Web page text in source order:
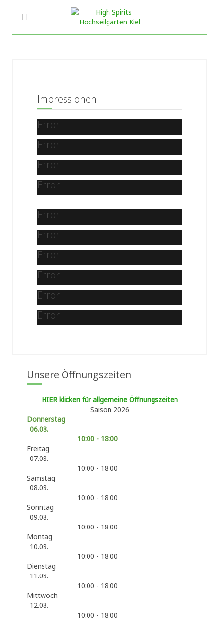
Impressionen
Error
Error
Error
Error
Error
Error
Error
Error
Error
Error
Unsere Öffnungszeiten
HIER klicken für allgemeine Öffnungszeiten
Saison 2026
Donnerstag
06.08.
10:00 - 18:00
Freitag
07.08.
10:00 - 18:00
Samstag
08.08.
10:00 - 18:00
Sonntag
09.08.
10:00 - 18:00
Montag
10.08.
10:00 - 18:00
Dienstag
11.08.
10:00 - 18:00
Mittwoch
12.08.
10:00 - 18:00